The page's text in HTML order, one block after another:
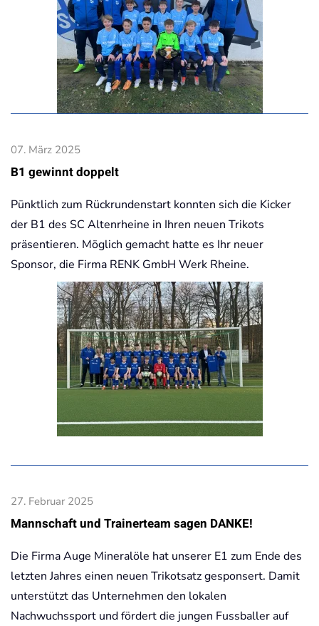
07. März 2025
B1 gewinnt doppelt
Pünktlich zum Rückrundenstart konnten sich die Kicker
der B1 des SC Altenrheine in Ihren neuen Trikots
präsentieren. Möglich gemacht hatte es Ihr neuer
Sponsor, die Firma RENK GmbH Werk Rheine.
27. Februar 2025
Mannschaft und Trainerteam sagen DANKE!
Die Firma Auge Mineralöle hat unserer E1 zum Ende des
letzten Jahres einen neuen Trikotsatz gesponsert. Damit
unterstützt das Unternehmen den lokalen
Nachwuchssport und fördert die jungen Fussballer auf